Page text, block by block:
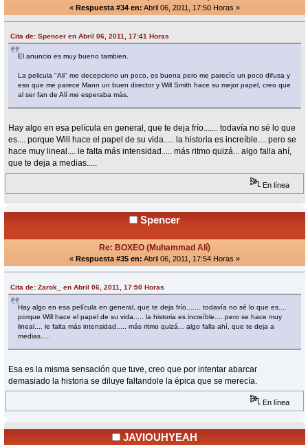
« Respuesta #34 en: Abril 06, 2011, 17:50 Horas »
Cita de: Spencer en Abril 06, 2011, 17:41 Horas
El anuncio es muy bueno tambien.
La pelicula "Ali" me decepciono un poco, es buena pero me parecío un poco difusa y
eso que me parece Mann un buen director y Will Smith hace su mejor papel, creo que
al ser fan de Alí me esperaba más.
Hay algo en esa película en general, que te deja frío....... todavía no sé lo que
es.... porque Will hace el papel de su vida..... la historia es increíble.... pero se
hace muy lineal.... le falta más intensidad..... más ritmo quizá... algo falla ahí,
que te deja a medias.....
En línea
Spencer
Re: BOXEO (Muhammad Alí)
« Respuesta #35 en: Abril 06, 2011, 17:54 Horas »
Cita de: Zarok_ en Abril 06, 2011, 17:50 Horas
Hay algo en esa película en general, que te deja frío....... todavía no sé lo que es....
porque Will hace el papel de su vida..... la historia es increíble.... pero se hace muy
lineal.... le falta más intensidad..... más ritmo quizá... algo falla ahí, que te deja a
medias.....
Esa es la misma sensación que tuve, creo que por intentar abarcar
demasiado la historia se diluye faltandole la épica que se merecía.
En línea
JAVIOUHYEAH